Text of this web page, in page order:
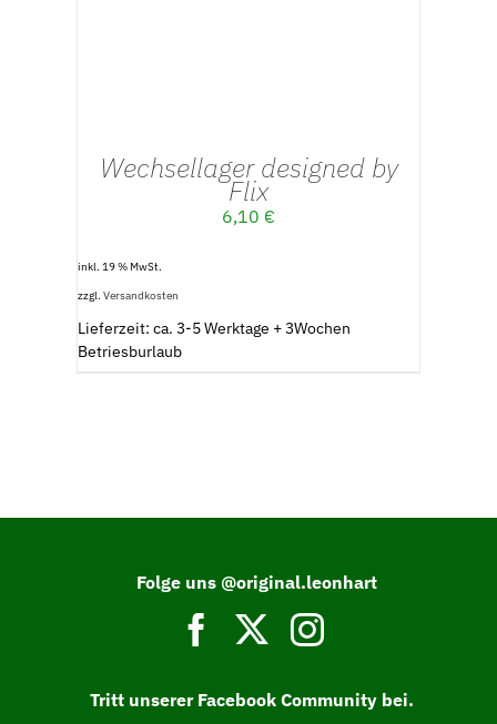
Wechsellager designed by
Flix
6,10 €
inkl. 19 % MwSt.
zzgl. Versandkosten
Lieferzeit: ca. 3-5 Werktage + 3Wochen
Betriesburlaub
Folge uns @original.leonhart
Tritt unserer Facebook Community bei.